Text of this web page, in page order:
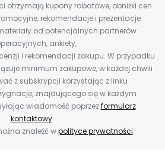
otrzymają kupony rabatowe, obniżki cen
rekomendacje i prezentacje
od potencjalnych partnerów
ankiety,
i rekomendacji zakupu. W przypadku
minimum zakupowe, w każdej chwili
z subskrypcji korzystając z linku
znajdującego się w każdym
wiadomość poprzezformularz
kontaktowy.
znaleźć wpolityce prywatności.